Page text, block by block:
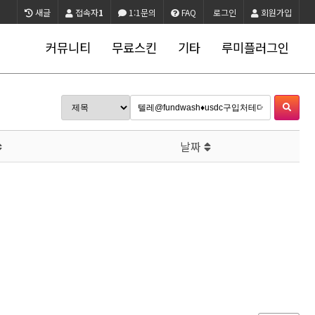
회원가입
로그인
FAQ
1:1문의
접속자1
새글
커뮤니티 무료스킨 기타 루미플러그인
날짜